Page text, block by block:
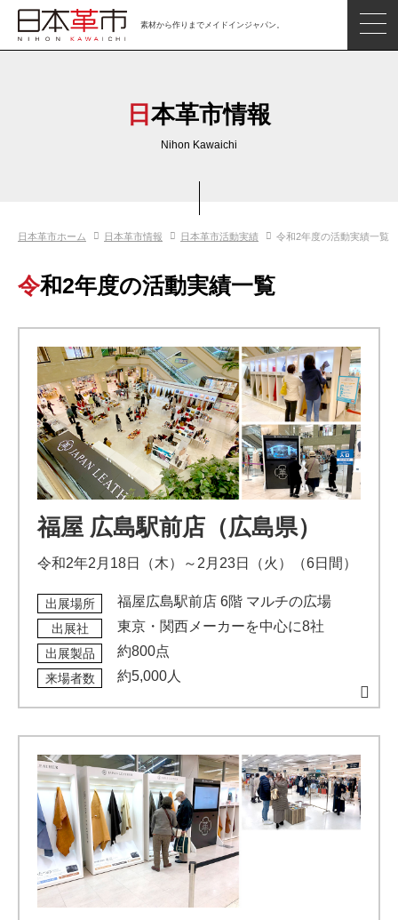
素材から作りまでメイドインジャパン。
革市通信
日本の革の良さを知ろう
閲覧したアイテム
日本革市情報
Nihon Kawaichi
日本革市ホーム 日本革市情報 日本革市活動実績 令和2年度の活動実績一覧
令和2年度の活動実績一覧
福屋 広島駅前店（広島県）
令和2年2月18日（木）～2月23日（火）（6日間）
出展場所 福屋広島駅前店 6階 マルチの広場
出展社 東京・関西メーカーを中心に8社
出展製品 約800点
来場者数 約5,000人